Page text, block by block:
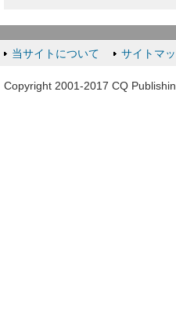
当サイトについて サイトマ
Copyright 2001-2017 CQ